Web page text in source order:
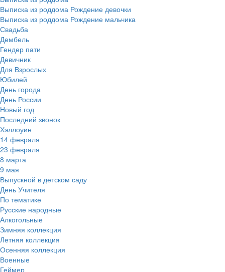
Выписка из роддома Рождение девочки
Выписка из роддома Рождение мальчика
Свадьба
Дембель
Гендер пати
Девичник
Для Взрослых
Юбилей
День города
День России
Новый год
Последний звонок
Хэллоуин
14 февраля
23 февраля
8 марта
9 мая
Выпускной в детском саду
День Учителя
По тематике
Русские народные
Алкогольные
Зимняя коллекция
Летняя коллекция
Осенняя коллекция
Военные
Геймер